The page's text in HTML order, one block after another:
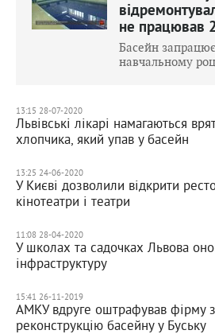
не працював
Басейн
навчальному
13:15 28-07-2020
Львівські лікарі намагаються
хлопчика, який упав у басейн
13:25 24-06-2020
У Києві дозволили відкрити
кінотеатри і театри
11:08 28-04-2020
У школах та садочках Львова
інфраструктуру
15:41 26-11-2019
АМКУ вдруге оштрафував фірму
реконструкцію басейну у Буську